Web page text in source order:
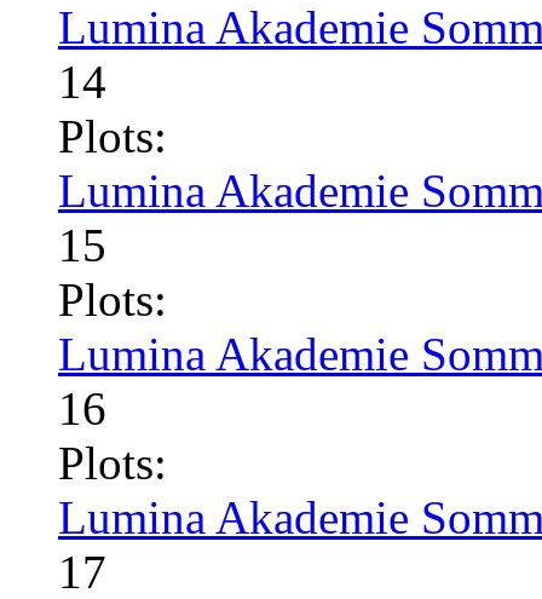
Lumina Akademie
14
Plots:
Lumina Akademie
15
Plots:
Lumina Akademie
16
Plots:
Lumina Akademie
17